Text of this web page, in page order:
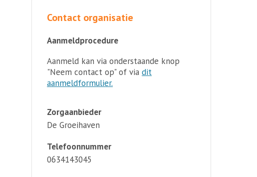
Contact organisatie
Aanmeldprocedure
Aanmeld kan via onderstaande knop
"Neem contact op" of via dit
aanmeldformulier.
Zorgaanbieder
De Groeihaven
Telefoonnummer
0634143045